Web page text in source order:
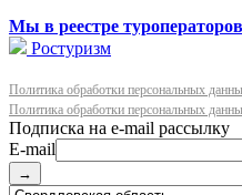
Мы в реестре туроператоров
Ростуризм
Политика обработки персональных
Политика обработки персональных
E-mail
→